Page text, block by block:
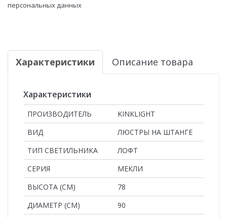
персональных данных
Характеристики Описание товара
Характеристики
ПРОИЗВОДИТЕЛЬ
KINKLIGHT
ВИД
ЛЮСТРЫ НА ШТАНГЕ
ТИП СВЕТИЛЬНИКА
ЛОФТ
СЕРИЯ
МЕКЛИ
ВЫСОТА (СМ)
78
ДИАМЕТР (СМ)
90